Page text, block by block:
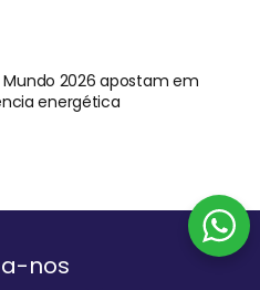
Mundo 2026 apostam em
energética
nos